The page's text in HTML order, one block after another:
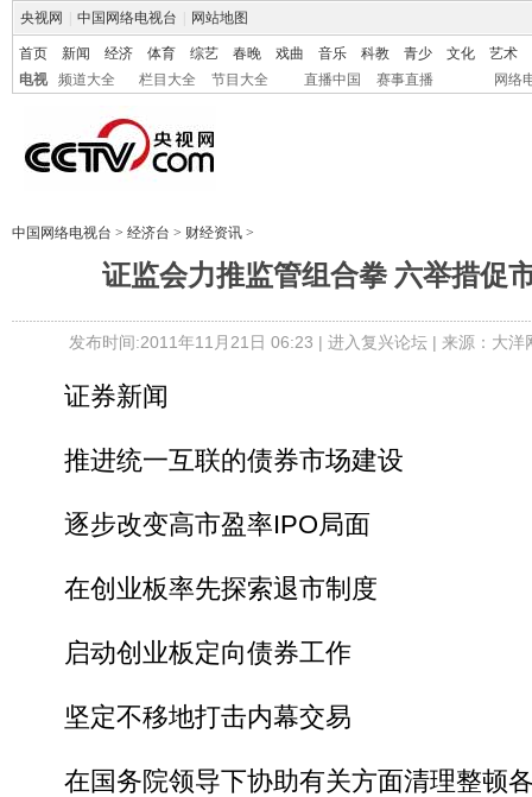
央视网 中国网络电视台 网站地图
首页 新闻 经济 体育 综艺 春晚 戏曲 音乐 科教 青少 文化
艺术
电视
频道大全 栏目大全 节目大全 直播中国 赛事直播 网络
中国网络电视台 > 经济台 > 财经资讯 >
证监会力推监管组合拳 六举措促
发布时间:2011年11月21日 06:23 | 进入复兴论坛 | 来源：大
证券新闻
推进统一互联的债券市场建设
逐步改变高市盈率IPO局面
在创业板率先探索退市制度
启动创业板定向债券工作
坚定不移地打击内幕交易
在国务院领导下协助有关方面清理整顿